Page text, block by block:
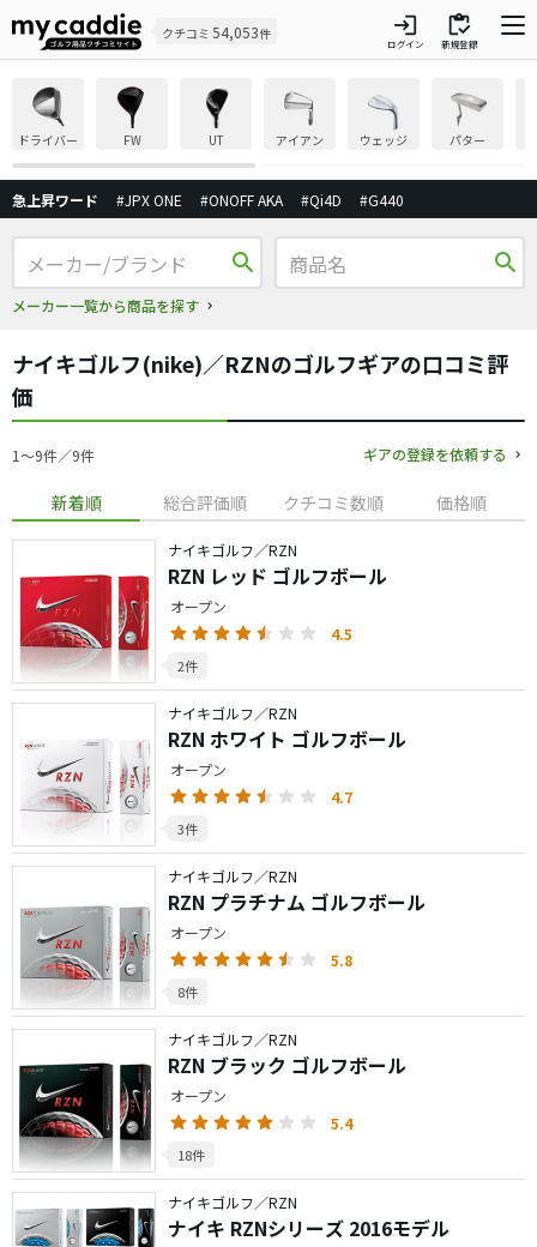
クチコミ 54,053件 login
ログイン
inventory
新規登録
ドライバー FW UT アイアン ウェッジ パター
急上昇ワード #JPX ONE #ONOFF AKA #Qi4D #G440
search
メーカー一覧から商品を探す
search
ナイキゴルフ(nike)／RZNのゴルフギアの口コミ評
価
1〜9件／9件 ギアの登録を依頼する
新着順 総合評価順 クチコミ数順 価格順
ナイキゴルフ／RZN
RZN レッド ゴルフボール
オープン
4.5
2件
ナイキゴルフ／RZN
RZN ホワイト ゴルフボール
オープン
4.7
3件
ナイキゴルフ／RZN
RZN プラチナム ゴルフボール
オープン
5.8
8件
ナイキゴルフ／RZN
RZN ブラック ゴルフボール
オープン
5.4
18件
ナイキゴルフ／RZN
ナイキ RZNシリーズ 2016モデル